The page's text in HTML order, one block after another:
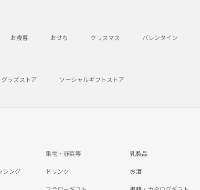
お歳暮 おせち クリスマス バレンタイン
グッズストア ソーシャルギフトストア
果物・野菜等 乳製品
シング ドリンク お酒